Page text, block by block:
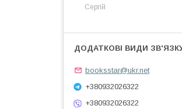
Сергій
booksstar@ukr.net
+380932026322
+380932026322